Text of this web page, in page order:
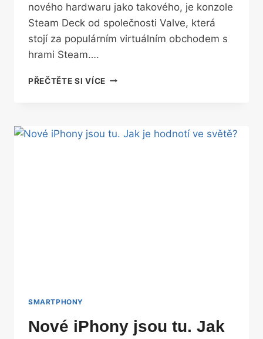
nového hardwaru jako takového, je konzole
Steam Deck od společnosti Valve, která
stojí za populárním virtuálním obchodem s
hrami Steam….
PŘEČTĚTE SI VÍCEVALVE
KONZOLE,
SMARTPHONY
Nové iPhony jsou tu. Jak